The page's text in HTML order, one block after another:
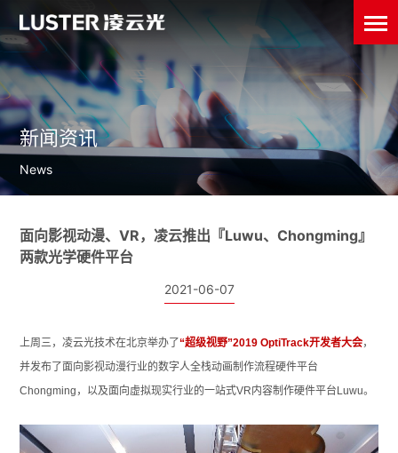
新闻资讯
News
面向影视动漫、VR，凌云推出『Luwu、Chongming』
两款光学硬件平台
2021-06-07
上周三，凌云光技术在北京举办了“超级视野”2019 OptiTrack开发者大会，
并发布了面向影视动漫行业的数字人全栈动画制作流程硬件平台
Chongming，以及面向虚拟现实行业的一站式VR内容制作硬件平台Luwu。